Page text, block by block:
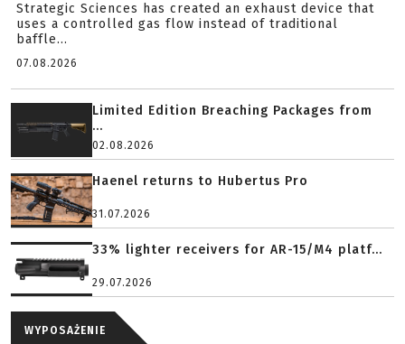
Strategic Sciences has created an exhaust device that
uses a controlled gas flow instead of traditional
baffle...
07.08.2026
Limited Edition Breaching Packages from
...
02.08.2026
Haenel returns to Hubertus Pro
31.07.2026
33% lighter receivers for AR-15/M4 platf...
29.07.2026
WYPOSAŻENIE